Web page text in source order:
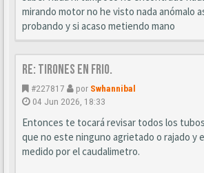
mirando motor no he visto nada anómalo
probando y si acaso metiendo mano
Re: Tirones en frio.
#227817 por Swhannibal
04 Jun 2026, 18:33
Entonces te tocará revisar todos los
que no este ninguno agrietado o rajado y
medido por el caudalimetro.